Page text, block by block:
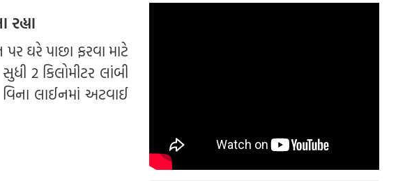
ઘરે પાછા ફરવા માટે
2 કિલોમીટર લાંબી
લાઈનમાં અટવાઈ